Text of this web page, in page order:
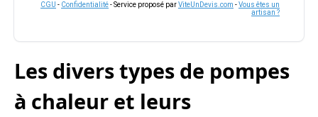
CGU - Confidentialité- Service proposé parViteUnDevis.com -Vous êtes un
artisan ?
Les divers types de pompes
à chaleur et leurs